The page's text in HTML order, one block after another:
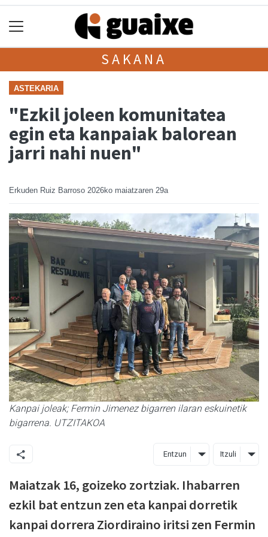
SAKANA
ASTEKARIA
"Ezkil joleen komunitatea
egin eta kanpaiak balorean
jarri nahi nuen"
Erkuden Ruiz Barroso 2026ko maiatzaren 29a
Kanpai joleak; Fermin Jimenez bigarren ilaran eskuinetik
bigarrena. UTZITAKOA
Entzun Itzuli
Maiatzak 16, goizeko zortziak. Ihabarren
ezkil bat entzun zen eta kanpai dorretik
kanpai dorrera Ziordiraino iritsi zen Fermin